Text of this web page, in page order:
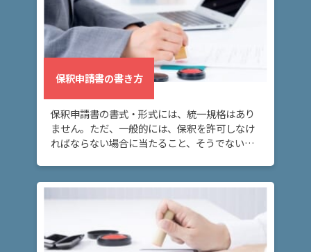
保釈申請書の書き方
保釈申請書の書式・形式には、統一規格はあり
ません。ただ、一般的には、保釈を許可しなけ
ればならない場合に当たること、そうでないと
論じてゆくのが通例です。